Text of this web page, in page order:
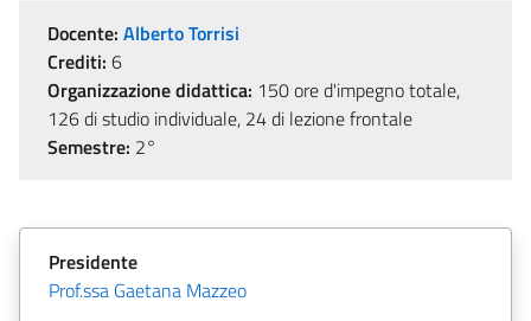
Docente: Alberto Torrisi
Crediti: 6
Organizzazione didattica: 150 ore d'impegno totale,
126 di studio individuale, 24 di lezione frontale
Semestre: 2°
Presidente
Prof.ssa Gaetana Mazzeo